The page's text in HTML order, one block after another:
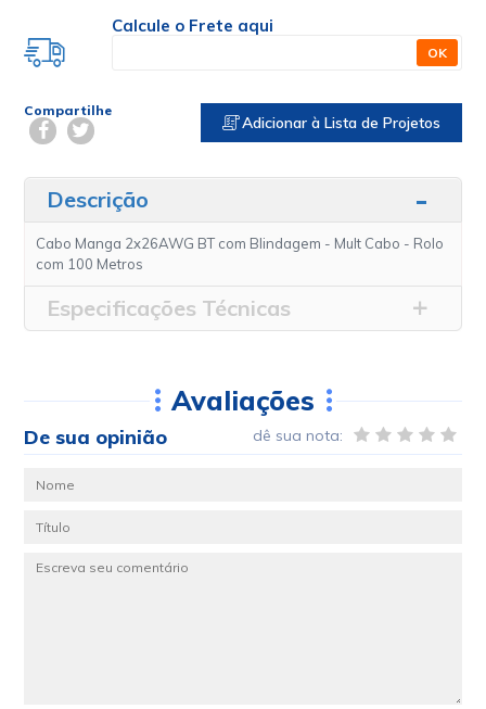
Calcule o Frete aqui
OK
Compartilhe
Adicionar à Lista de Projetos
Descrição
Cabo Manga 2x26AWG BT com Blindagem - Mult Cabo - Rolo
com 100 Metros
Especificações Técnicas
Avaliações
De sua opinião dê sua nota: